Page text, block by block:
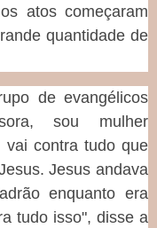
atos começaram
quantidade de
de evangélicos
sou mulher
vai contra tudo que
Jesus andava
enquanto era
tudo isso", disse a